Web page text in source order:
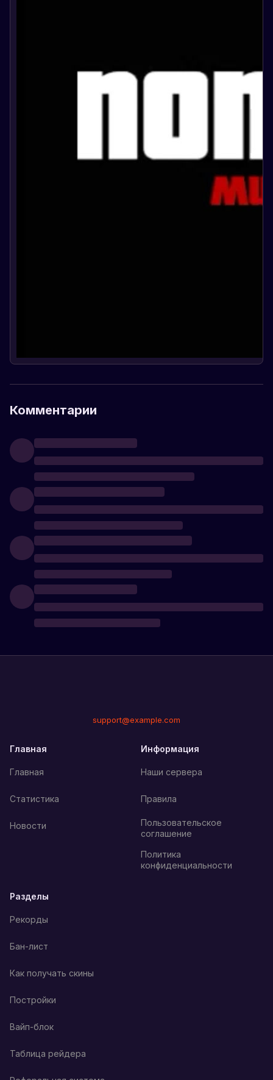
Комментарии
support@example.com
Главная
Главная
Статистика
Новости
Информация
Наши сервера
Правила
Пользовательское
соглашение
Политика
конфиденциальности
Разделы
Рекорды
Бан-лист
Как получать скины
Постройки
Вайп-блок
Таблица рейдера